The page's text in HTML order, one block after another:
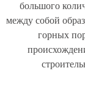
большого
между собой
горных